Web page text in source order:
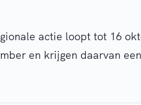
actie loopt tot 16
en krijgen daarvan